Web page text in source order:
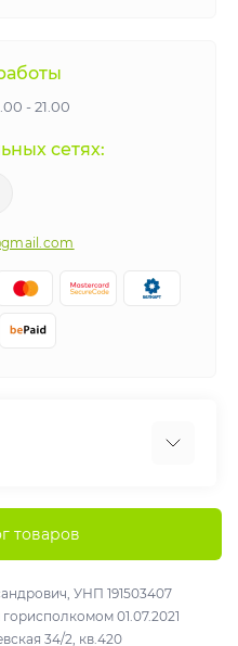
- 21.00
сетях:
от вашего
товаров
УНП 191503407
01.07.2021
34/2, кв.420